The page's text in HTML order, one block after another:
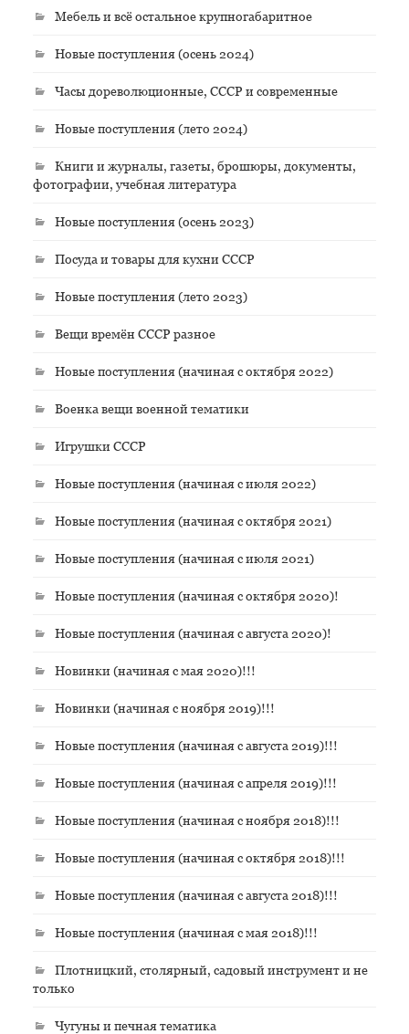
Мебель и всё остальное крупногабаритное
Новые поступления (осень 2024)
Часы дореволюционные, СССР и современные
Новые поступления (лето 2024)
Книги и журналы, газеты, брошюры, документы,
фотографии, учебная литература
Новые поступления (осень 2023)
Посуда и товары для кухни СССР
Новые поступления (лето 2023)
Вещи времён СССР разное
Новые поступления (начиная с октября 2022)
Военка вещи военной тематики
Игрушки СССР
Новые поступления (начиная с июля 2022)
Новые поступления (начиная с октября 2021)
Новые поступления (начиная с июля 2021)
Новые поступления (начиная с октября 2020)!
Новые поступления (начиная с августа 2020)!
Новинки (начиная с мая 2020)!!!
Новинки (начиная с ноября 2019)!!!
Новые поступления (начиная с августа 2019)!!!
Новые поступления (начиная с апреля 2019)!!!
Новые поступления (начиная с ноября 2018)!!!
Новые поступления (начиная с октября 2018)!!!
Новые поступления (начиная с августа 2018)!!!
Новые поступления (начиная с мая 2018)!!!
Плотницкий, столярный, садовый инструмент и не
только
Чугуны и печная тематика